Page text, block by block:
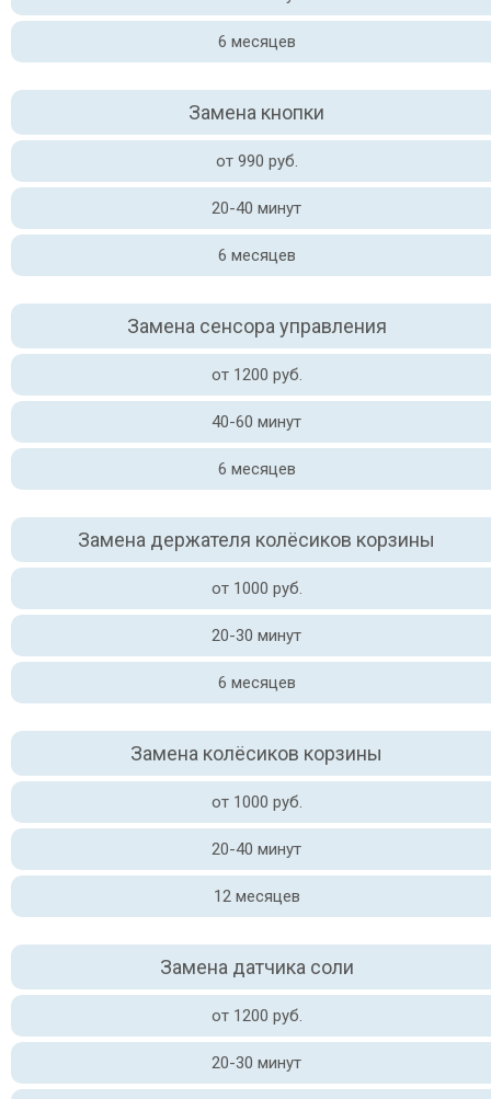
6 месяцев
Замена кнопки
от 990 руб.
20-40 минут
6 месяцев
Замена сенсора управления
от 1200 руб.
40-60 минут
6 месяцев
Замена держателя колёсиков корзины
от 1000 руб.
20-30 минут
6 месяцев
Замена колёсиков корзины
от 1000 руб.
20-40 минут
12 месяцев
Замена датчика соли
от 1200 руб.
20-30 минут